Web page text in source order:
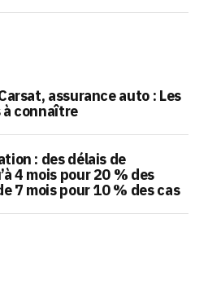
assurance auto : Les
connaître
: des délais de
4 mois pour 20 % des
7 mois pour 10 % des cas